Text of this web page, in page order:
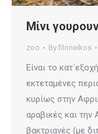
Μίνι
zoo By filoneikos
Είναι το
εκτεταμένες
κυρίως στην
αραβικές και
βακτριανές (με